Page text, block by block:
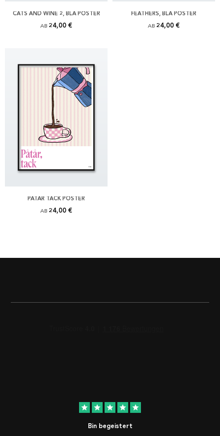
CATS AND WINE 2, BLÅ POSTER
AB 24,00 €
FEATHERS, BLÅ POSTER
AB 24,00 €
PÅTÅR TACK POSTER
AB 24,00 €
star star star star star
Bin begeistert